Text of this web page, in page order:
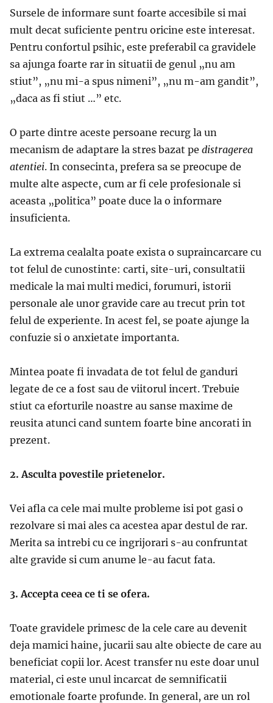
Sursele de informare sunt foarte accesibile si mai
mult decat suficiente pentru oricine este interesat.
Pentru confortul psihic, este preferabil ca gravidele
sa ajunga foarte rar in situatii de genul „nu am
stiut”, „nu mi-a spus nimeni”, „nu m-am gandit”,
„daca as fi stiut …” etc.
O parte dintre aceste persoane recurg la un
mecanism de adaptare la stres bazat pe distragerea
atentiei. In consecinta, prefera sa se preocupe de
multe alte aspecte, cum ar fi cele profesionale si
aceasta „politica” poate duce la o informare
insuficienta.
La extrema cealalta poate exista o supraincarcare cu
tot felul de cunostinte: carti, site-uri, consultatii
medicale la mai multi medici, forumuri, istorii
personale ale unor gravide care au trecut prin tot
felul de experiente. In acest fel, se poate ajunge la
confuzie si o anxietate importanta.
Mintea poate fi invadata de tot felul de ganduri
legate de ce a fost sau de viitorul incert. Trebuie
stiut ca eforturile noastre au sanse maxime de
reusita atunci cand suntem foarte bine ancorati in
prezent.
2. Asculta povestile prietenelor.
Vei afla ca cele mai multe probleme isi pot gasi o
rezolvare si mai ales ca acestea apar destul de rar.
Merita sa intrebi cu ce ingrijorari s-au confruntat
alte gravide si cum anume le-au facut fata.
3. Accepta ceea ce ti se ofera.
Toate gravidele primesc de la cele care au devenit
deja mamici haine, jucarii sau alte obiecte de care au
beneficiat copii lor. Acest transfer nu este doar unul
material, ci este unul incarcat de semnificatii
emotionale foarte profunde. In general, are un rol